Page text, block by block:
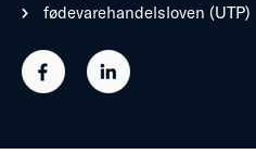
fødevarehandelsloven (UTP)